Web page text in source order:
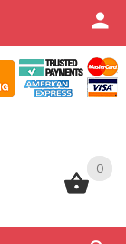
0
0